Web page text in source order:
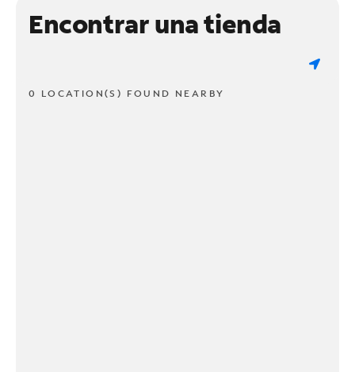
Encontrar una tienda
0 LOCATION(S) FOUND NEARBY